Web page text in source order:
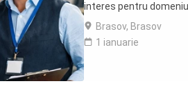
interes pentru
comunicare și
Brasov, Brasov
1 ianuarie